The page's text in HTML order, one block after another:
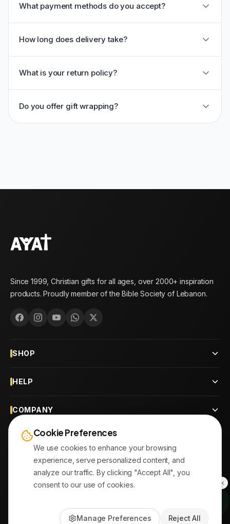
What payment methods do you accept?
How long does delivery take?
What is your return policy?
Do you offer gift wrapping?
Since 1999, Christian gifts for all ages, over 2000+ inspiration
products. Proudly member of the Bible Society of Lebanon.
SHOP
HELP
COMPANY
CONTACT
OUR BRANCHES
© 2026AYATonline.com
Cookie Preferences
We use cookies to enhance your browsing
experience, serve personalized content, and
analyze our traffic. By clicking "Accept All", you
consent to our use of cookies.
Manage Preferences Reject All